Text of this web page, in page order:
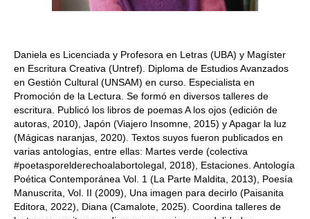
Daniela es Licenciada y Profesora en Letras (UBA) y Magíster
en Escritura Creativa (Untref). Diploma de Estudios Avanzados
en Gestión Cultural (UNSAM) en curso. Especialista en
Promoción de la Lectura. Se formó en diversos talleres de
escritura. Publicó los libros de poemas A los ojos (edición de
autoras, 2010), Japón (Viajero Insomne, 2015) y Apagar la luz
(Mágicas naranjas, 2020). Textos suyos fueron publicados en
varias antologías, entre ellas: Martes verde (colectiva
#poetasporelderechoalabortolegal, 2018), Estaciones. Antología
Poética Contemporánea Vol. 1 (La Parte Maldita, 2013), Poesía
Manuscrita, Vol. II (2009), Una imagen para decirlo (Paisanita
Editora, 2022), Diana (Camalote, 2025). Coordina talleres de